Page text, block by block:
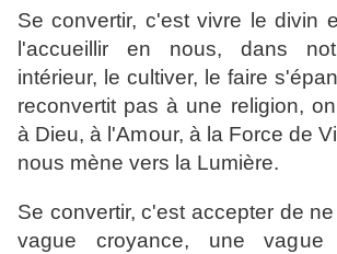
Se convertir, c'est vivre le divin
l'accueillir en nous, dans
intérieur, le cultiver, le faire
reconvertit pas à une religion,
à Dieu, à l'Amour, à la Force de
nous mène vers la Lumière.
Se convertir, c'est accepter de
vague croyance, une